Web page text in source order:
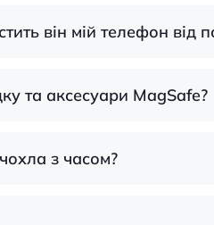
він мій телефон від
та аксесуари MagSafe?
з часом?